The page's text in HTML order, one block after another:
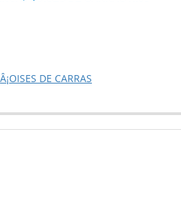
DE CARRAS